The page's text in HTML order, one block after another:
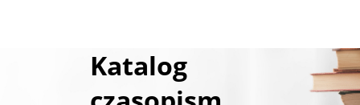
Katalog